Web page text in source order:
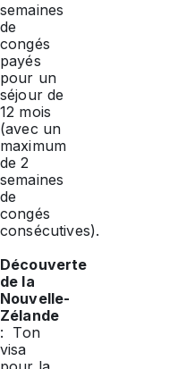
semaines
de
congés
payés
pour un
séjour de
12 mois
(avec un
maximum
de 2
semaines
de
congés
consécutives).
Découverte
de la
Nouvelle-
Zélande
: Ton
visa